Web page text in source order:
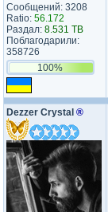
Сообщений: 3208
Ratio: 56.172
Раздал: 8.531 TB
Поблагодарили:
358726
100%
Dezzer Crystal ®